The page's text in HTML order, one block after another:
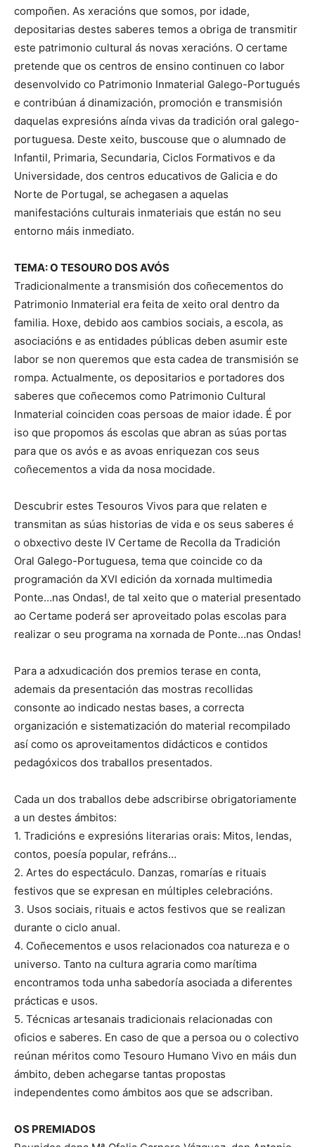
compoñen. As xeracións que somos, por idade,
depositarias destes saberes temos a obriga de transmitir
este patrimonio cultural ás novas xeracións. O certame
pretende que os centros de ensino continuen co labor
desenvolvido co Patrimonio Inmaterial Galego-Portugués
e contribúan á dinamización, promoción e transmisión
daquelas expresións aínda vivas da tradición oral galego-
portuguesa. Deste xeito, buscouse que o alumnado de
Infantil, Primaria, Secundaria, Ciclos Formativos e da
Universidade, dos centros educativos de Galicia e do
Norte de Portugal, se achegasen a aquelas
manifestacións culturais inmateriais que están no seu
entorno máis inmediato.
TEMA: O TESOURO DOS AVÓS
Tradicionalmente a transmisión dos coñecementos do
Patrimonio Inmaterial era feita de xeito oral dentro da
familia. Hoxe, debido aos cambios sociais, a escola, as
asociacións e as entidades públicas deben asumir este
labor se non queremos que esta cadea de transmisión se
rompa. Actualmente, os depositarios e portadores dos
saberes que coñecemos como Patrimonio Cultural
Inmaterial coinciden coas persoas de maior idade. É por
iso que propomos ás escolas que abran as súas portas
para que os avós e as avoas enriquezan cos seus
coñecementos a vida da nosa mocidade.
Descubrir estes Tesouros Vivos para que relaten e
transmitan as súas historias de vida e os seus saberes é
o obxectivo deste IV Certame de Recolla da Tradición
Oral Galego-Portuguesa, tema que coincide co da
programación da XVI edición da xornada multimedia
Ponte…nas Ondas!, de tal xeito que o material presentado
ao Certame poderá ser aproveitado polas escolas para
realizar o seu programa na xornada de Ponte…nas Ondas!
Para a adxudicación dos premios terase en conta,
ademais da presentación das mostras recollidas
consonte ao indicado nestas bases, a correcta
organización e sistematización do material recompilado
así como os aproveitamentos didácticos e contidos
pedagóxicos dos traballos presentados.
Cada un dos traballos debe adscribirse obrigatoriamente
a un destes ámbitos:
1. Tradicións e expresións literarias orais: Mitos, lendas,
contos, poesía popular, refráns…
2. Artes do espectáculo. Danzas, romarías e rituais
festivos que se expresan en múltiples celebracións.
3. Usos sociais, rituais e actos festivos que se realizan
durante o ciclo anual.
4. Coñecementos e usos relacionados coa natureza e o
universo. Tanto na cultura agraria como marítima
encontramos toda unha sabedoría asociada a diferentes
prácticas e usos.
5. Técnicas artesanais tradicionais relacionadas con
oficios e saberes. En caso de que a persoa ou o colectivo
reúnan méritos como Tesouro Humano Vivo en máis dun
ámbito, deben achegarse tantas propostas
independentes como ámbitos aos que se adscriban.
OS PREMIADOS